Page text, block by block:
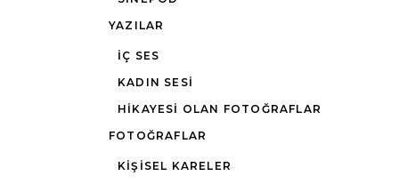
YAZILAR
İÇ SES
KADIN SESI
HIKAYESI OLAN FOTOĞRAFLAR
FOTOĞRAFLAR
KIŞISEL KARELER